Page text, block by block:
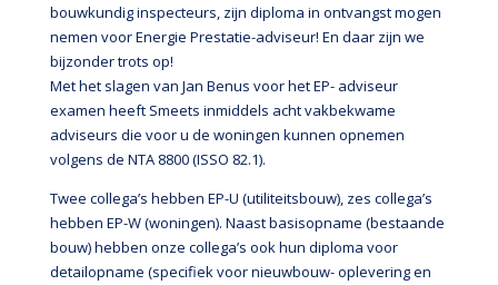
bouwkundig inspecteurs, zijn diploma in ontvangst mogen
nemen voor Energie Prestatie-adviseur! En daar zijn we
bijzonder trots op!
Met het slagen van Jan Benus voor het EP- adviseur
examen heeft Smeets inmiddels acht vakbekwame
adviseurs die voor u de woningen kunnen opnemen
volgens de NTA 8800 (ISSO 82.1).
Twee collega’s hebben EP-U (utiliteitsbouw), zes collega’s
hebben EP-W (woningen). Naast basisopname (bestaande
bouw) hebben onze collega’s ook hun diploma voor
detailopname (specifiek voor nieuwbouw- oplevering en